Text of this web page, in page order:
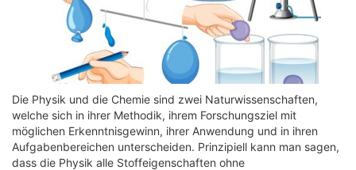
Die Physik und die Chemie sind zwei Naturwissenschaften,
welche sich in ihrer Methodik, ihrem Forschungsziel mit
möglichen Erkenntnisgewinn, ihrer Anwendung und in ihren
Aufgabenbereichen unterscheiden. Prinzipiell kann man sagen,
dass die Physik alle Stoffeigenschaften ohne